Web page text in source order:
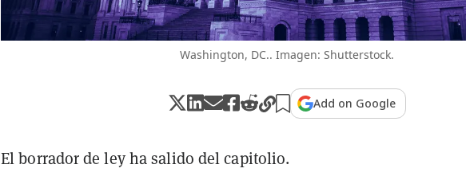
Washington, DC.. Imagen: Shutterstock.
Add on Google
El borrador de ley ha salido del capitolio.